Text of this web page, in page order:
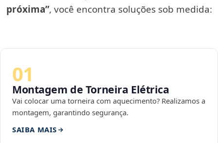
próxima”, você encontra soluções sob medida:
01
Montagem de Torneira Elétrica
Vai colocar uma torneira com aquecimento? Realizamos a
montagem, garantindo segurança.
SAIBA MAIS